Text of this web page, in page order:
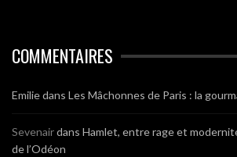
COMMENTAIRES
Emiliedans Les Mâchonnes de Paris : la
Sevenairdans Hamlet, entre rage et
de l’Odéon